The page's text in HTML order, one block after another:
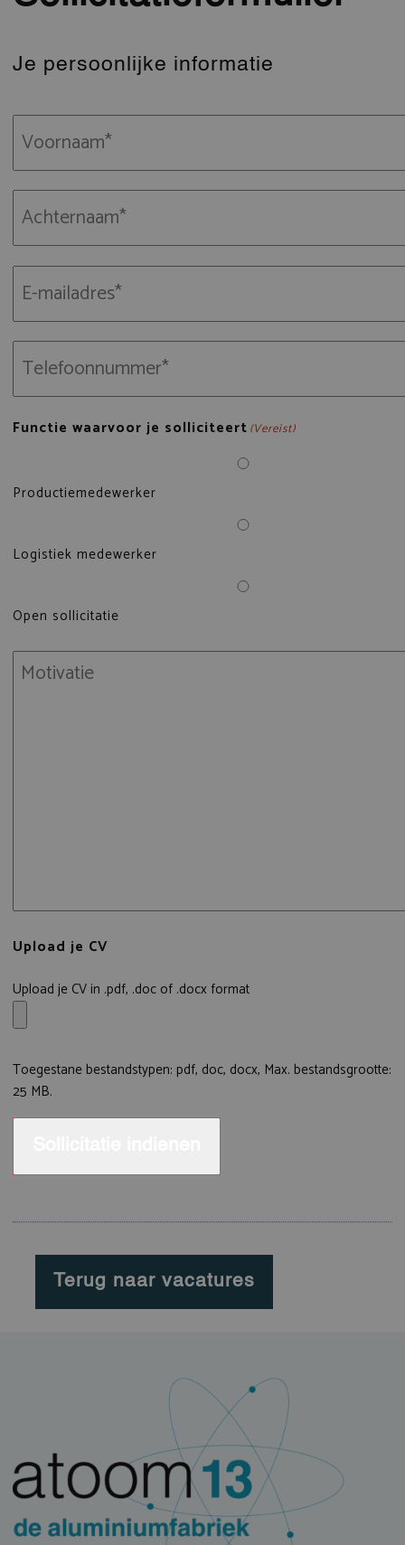
Je persoonlijke informatie
e-
mailadres(Vereist)
telefoon(Vereist)
Functie waarvoor je solliciteert(Vereist)
Productiemedewerker
Logistiek medewerker
Open sollicitatie
Motivatie
Upload je CV
Upload je CV in .pdf, .doc of .docx format
Toegestane bestandstypen: pdf, doc, docx, Max. bestandsgrootte:
25 MB.
Terug naar vacatures